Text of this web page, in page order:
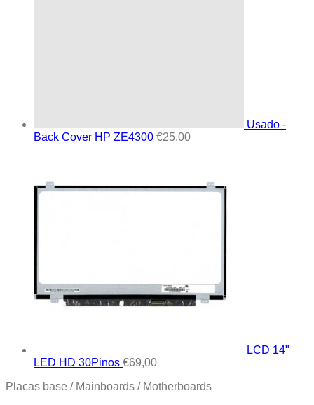
Usado -
Back Cover HP ZE4300 €25,00
LCD 14"
LED HD 30Pinos €69,00
Placas base / Mainboards / Motherboards